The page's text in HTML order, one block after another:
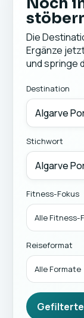
Die
Ergänze
und springe
Destination
Stichwort
Fitness-Fokus
Alle Fitness-
Reiseformat
Alle Formate